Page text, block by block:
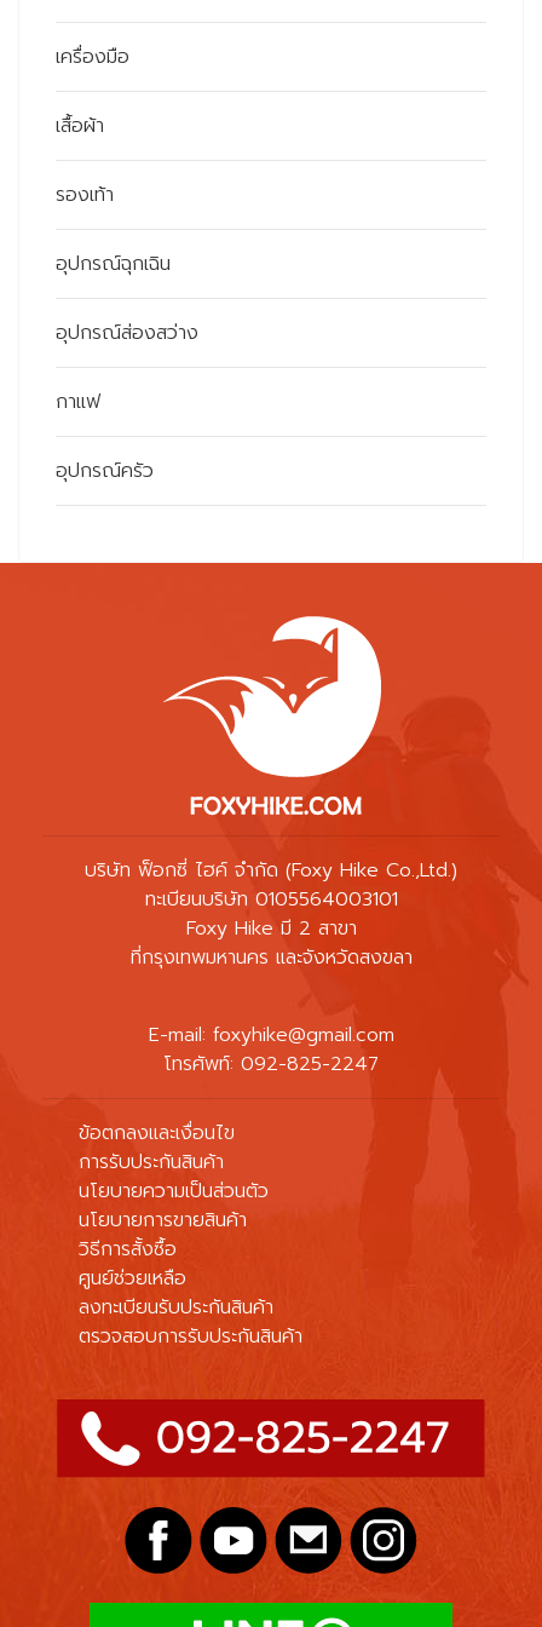
เครื่องมือ
เสื้อผ้า
รองเท้า
อุปกรณ์ฉุกเฉิน
อุปกรณ์ส่องสว่าง
กาแฟ
อุปกรณ์ครัว
บริษัท ฟ็อกซี่ ไฮค์ จำกัด (Foxy Hike Co.,Ltd.)
ทะเบียนบริษัท 0105564003101
Foxy Hike มี 2 สาขา
ที่กรุงเทพมหานคร และจังหวัดสงขลา
E-mail: foxyhike@gmail.com
โทรศัพท์: 092-825-2247
ข้อตกลงและเงื่อนไข
การรับประกันสินค้า
นโยบายความเป็นส่วนตัว
นโยบายการขายสินค้า
วิธีการสั้งซื้อ
ศูนย์ช่วยเหลือ
ลงทะเบียนรับประกันสินค้า
ตรวจสอบการรับประกันสินค้า